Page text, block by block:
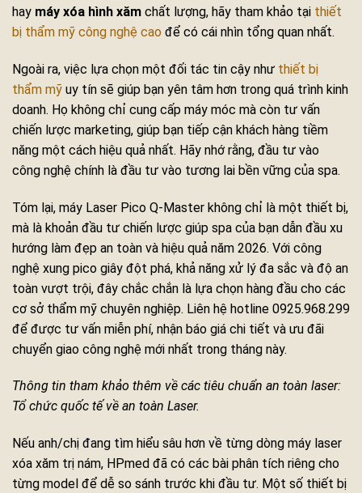
hay máy xóa hình xăm chất lượng, hãy tham khảo tại thiết
bị thẩm mỹ công nghệ cao để có cái nhìn tổng quan nhất.
Ngoài ra, việc lựa chọn một đối tác tin cậy như thiết bị
thẩm mỹ uy tín sẽ giúp bạn yên tâm hơn trong quá trình kinh
doanh. Họ không chỉ cung cấp máy móc mà còn tư vấn
chiến lược marketing, giúp bạn tiếp cận khách hàng tiềm
năng một cách hiệu quả nhất. Hãy nhớ rằng, đầu tư vào
công nghệ chính là đầu tư vào tương lai bền vững của spa.
Tóm lại, máy Laser Pico Q-Master không chỉ là một thiết bị,
mà là khoản đầu tư chiến lược giúp spa của bạn dẫn đầu xu
hướng làm đẹp an toàn và hiệu quả năm 2026. Với công
nghệ xung pico giây đột phá, khả năng xử lý đa sắc và độ an
toàn vượt trội, đây chắc chắn là lựa chọn hàng đầu cho các
cơ sở thẩm mỹ chuyên nghiệp. Liên hệ hotline 0925.968.299
để được tư vấn miễn phí, nhận báo giá chi tiết và ưu đãi
chuyển giao công nghệ mới nhất trong tháng này.
Thông tin tham khảo thêm về các tiêu chuẩn an toàn laser:
Tổ chức quốc tế về an toàn Laser.
Nếu anh/chị đang tìm hiểu sâu hơn về từng dòng máy laser
xóa xăm trị nám, HPmed đã có các bài phân tích riêng cho
từng model để dễ so sánh trước khi đầu tư. Một số thiết bị